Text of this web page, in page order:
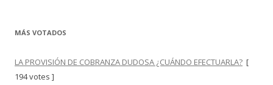
MÁS VOTADOS
LA PROVISIÓN DE COBRANZA DUDOSA ¿CUÁNDO EFECTUARLA? [
194 votes ]